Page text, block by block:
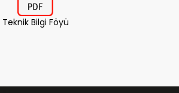
Teknik Bilgi Föyü